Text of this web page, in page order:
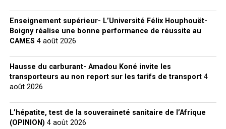
Enseignement supérieur- L’Université Félix Houphouët-
Boigny réalise une bonne performance de réussite au
CAMES 4 août 2026
Hausse du carburant- Amadou Koné invite les
transporteurs au non report sur les tarifs de transport 4
août 2026
L’hépatite, test de la souveraineté sanitaire de l’Afrique
(OPINION) 4 août 2026